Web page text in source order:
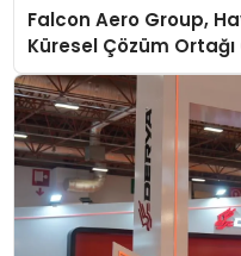
Falcon Aero Group,
Küresel Çözüm